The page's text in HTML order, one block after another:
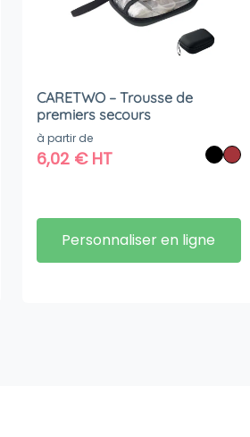
CARETWO – Trousse de
premiers secours
à partir de
6,02 €HT
Personnaliser en ligne